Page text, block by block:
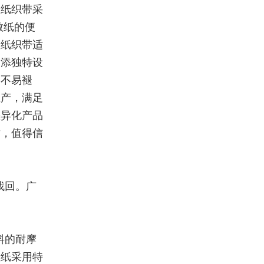
织带采
纸的便
织带适
独特设
易褪
，满足
化产品
值得信
回。广
的耐摩
采用特